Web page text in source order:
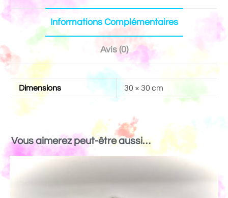
Informations Complémentaires
Avis (0)
Dimensions 30 × 30 cm
Vous aimerez peut-être aussi…